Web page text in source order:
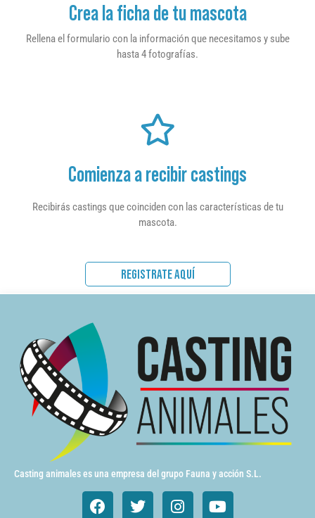
Crea la ficha de tu mascota
Rellena el formulario con la información que necesitamos y sube
hasta 4 fotografías.
Comienza a recibir castings
Recibirás castings que coinciden con las características de tu
mascota.
REGISTRATE AQUÍ
Casting animales es una empresa del grupo Fauna y acción S.L.